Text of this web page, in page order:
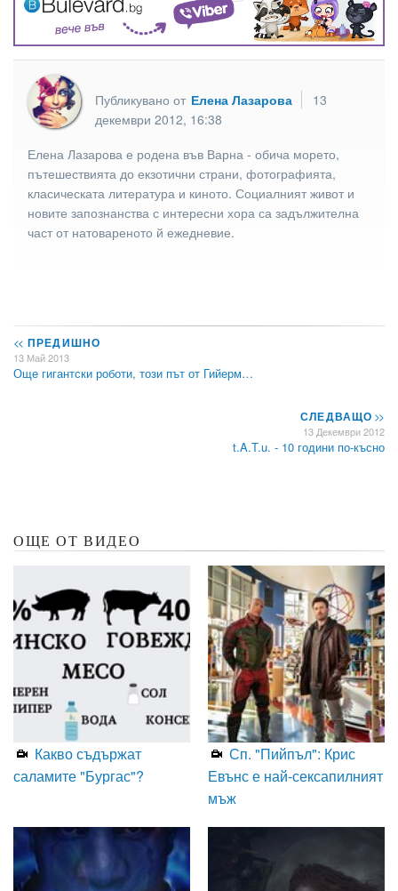
Публикувано от Елена Лазарова
13
декември 2012, 16:38
Елена Лазарова е родена във Варна - обича морето,
пътешествията до екзотични страни, фотографията,
класическата литература и киното. Социалният живот и
новите запознанства с интересни хора са задължителна
част от натовареното й ежедневие.
<< ПРЕДИШНО
13 Май 2013
Още гигантски роботи, този път от Гийерм…
СЛЕДВАЩО>>
13 Декември 2012
t.A.T.u. - 10 години по-късно
ОЩЕ ОТ ВИДЕО
Какво съдържат
саламите "Бургас"?
Сп. "Пийпъл": Крис
Евънс е най-сексапилният
мъж